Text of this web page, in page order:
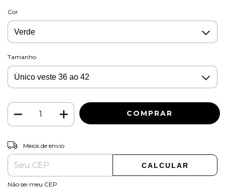
Cor
Tamanho
Entregas para o CEP:
Meios de envio
CALCULAR
Não sei meu CEP